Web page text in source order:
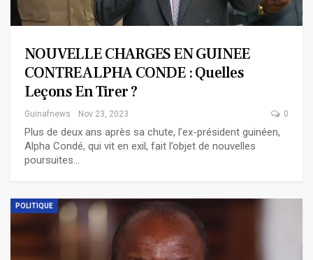
NOUVELLE CHARGES EN GUINEE
CONTRE ALPHA CONDE : Quelles
Leçons En Tirer ?
Guinafnews Nov 23, 2023 0
Plus de deux ans après sa chute, l’ex-président guinéen,
Alpha Condé, qui vit en exil, fait l’objet de nouvelles
poursuites…
POLITIQUE